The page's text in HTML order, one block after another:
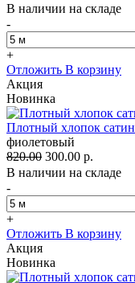
В наличии на складе
-
+
Отложить В корзину
Акция
Новинка
Плотный хлопок сатин
фиолетовый
820.00 300.00 р.
В наличии на складе
-
+
Отложить В корзину
Акция
Новинка